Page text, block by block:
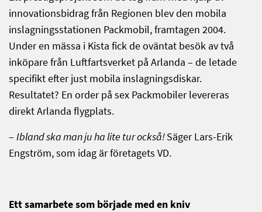
innovationsbidrag från Regionen blev den mobila
inslagningsstationen Packmobil, framtagen 2004.
Under en mässa i Kista fick de oväntat besök av två
inköpare från Luftfartsverket på Arlanda – de letade
specifikt efter just mobila inslagningsdiskar.
Resultatet? En order på sex Packmobiler levereras
direkt Arlanda flygplats.
– Ibland ska man ju ha lite tur också!Säger Lars-Erik
Engström, som idag är företagets VD.
Ett samarbete som började med en kniv